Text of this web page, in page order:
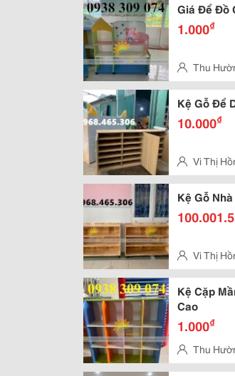
Giá Để Đồ
1.000₫
Thu
Hóc Môn,
Kệ Gỗ Để
10.000₫
Vi Thị
Kệ Gỗ
Vi Thị
Kệ Cặp
Cao
1.000₫
Thu
Hóc Môn,